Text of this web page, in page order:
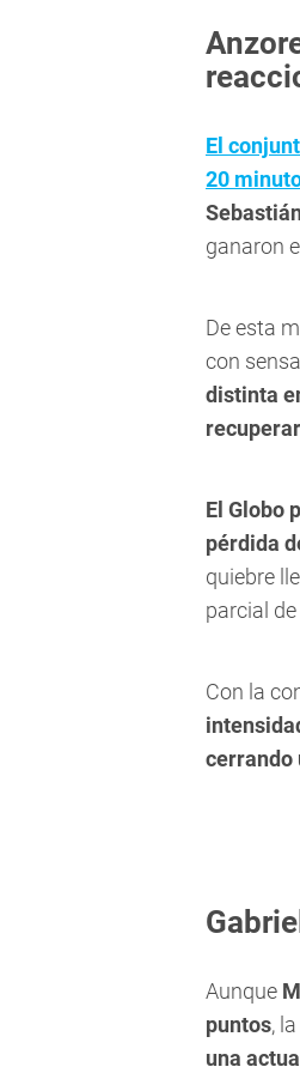
El
20
ganaron
De esta
con
distinta
El Globo
pérdida
quiebre
parcial de
Con la
cerrando
Aunque
puntos,
una